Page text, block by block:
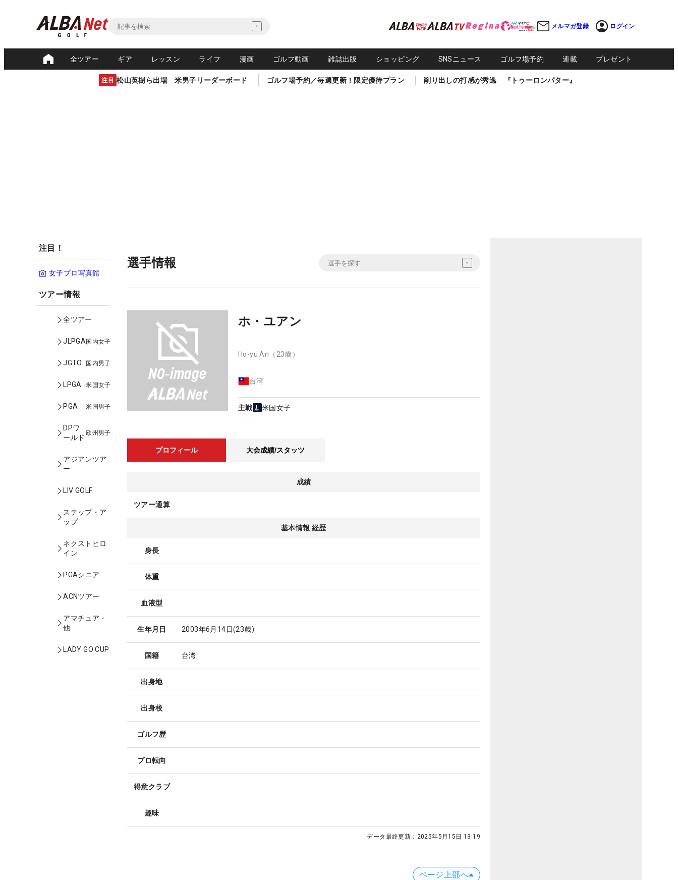
メルマガ登録 ログイン
全ツアー ギア レッスン ライフ 漫画 ゴルフ動画 雑誌出版 ショッピング SNSニュース ゴルフ場予約 連載 プレゼント
注目 松山英樹ら出場 米男子リーダーボード ゴルフ場予約／毎週更新！限定優待プラン 削り出しの打感が秀逸 『トゥーロンパター』
注目！
女子プロ写真館
ツアー情報
全ツアー
JLPGA国内女子
JGTO 国内男子
LPGA 米国女子
PGA 米国男子
DPワ
ールド
欧州男子
アジアンツア
ー
LIV GOLF
ステップ・ア
ップ
ネクストヒロ
イン
PGAシニア
ACNツアー
アマチュア・
他
LADY GO CUP
選手情報
ホ・ユアン
Ho-yu An （23歳）
台湾
主戦 米国女子
プロフィール 大会成績/スタッツ
成績
ツアー通算
基本情報 経歴
身長
体重
血液型
生年月日 2003年6月14日(23歳)
国籍 台湾
出身地
出身校
ゴルフ歴
プロ転向
得意クラブ
趣味
データ最終更新： 2025年5月15日 13:19
ページ上部へ